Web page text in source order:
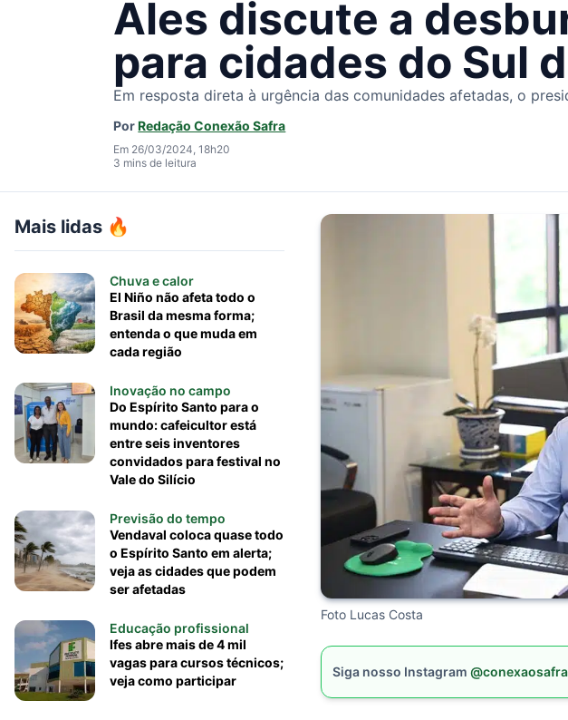
Ales discute a
para cidades do Sul
Em resposta direta à urgência das comunidades afetadas, o
PorRedação Conexão Safra
Em 26/03/2024, 18h20
3 mins de leitura
Mais lidas 🔥
Chuva e calor
El Niño não afeta todo o
Brasil da mesma forma;
entenda o que muda em
cada região
Inovação no campo
Do Espírito Santo para o
mundo: cafeicultor está
entre seis inventores
convidados para festival no
Vale do Silício
Previsão do tempo
Vendaval coloca quase todo
o Espírito Santo em alerta;
veja as cidades que podem
ser afetadas
Educação profissional
Ifes abre mais de 4 mil
vagas para cursos técnicos;
veja como participar
Foto Lucas Costa
Siga nosso Instagram @conexaosafra